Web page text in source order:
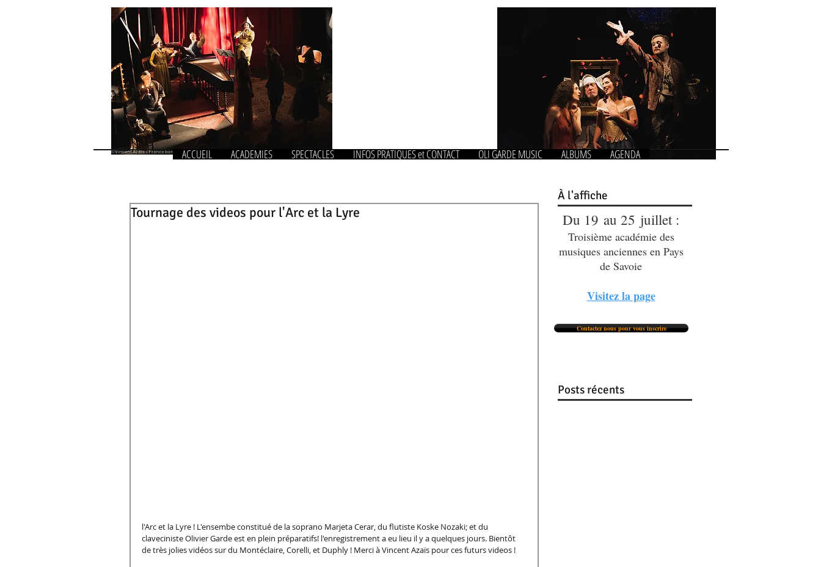
ACCUEIL ACADEMIES SPECTACLES INFOS PRATIQUES et CONTACT OLI GARDE MUSIC ALBUMS AGENDA
Tournage des videos pour l'Arc et la Lyre
l'Arc et la Lyre ! L'ensembe constitué de la soprano Marjeta Cerar, du flutiste Koske Nozaki; et du
claveciniste Olivier Garde est en plein préparatifs! l'enregistrement a eu lieu il y a quelques jours. Bientôt
de très jolies vidéos sur du Montéclaire, Corelli, et Duphly ! Merci à Vincent Azaïs pour ces futurs videos !
À l'affiche
Du 19 au 25 juillet :
Troisième académie des
musiques anciennes en Pays
de Savoie
Visitez la page
Contactez nous pour vous inscrire
Posts récents